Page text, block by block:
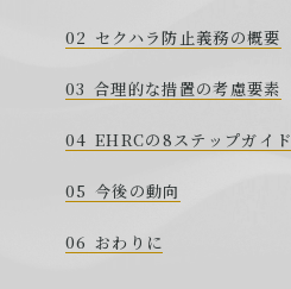
セクハラ防止義務の概要
合理的な措置の考慮要素
EHRCの8ステップガイド
今後の動向
おわりに